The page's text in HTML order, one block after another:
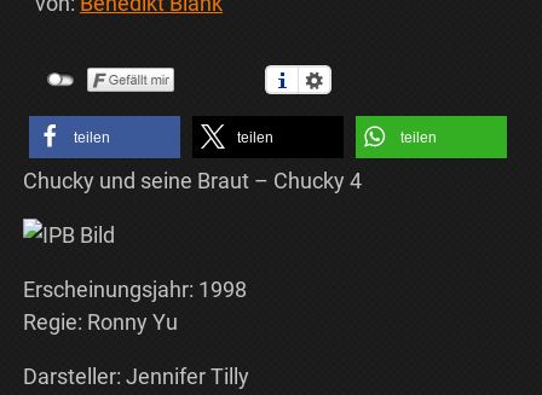
teilen teilen teilen
Chucky und seine Braut – Chucky 4
Erscheinungsjahr: 1998
Regie: Ronny Yu
Darsteller: Jennifer Tilly